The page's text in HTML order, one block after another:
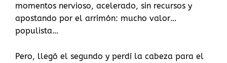
momentos nervioso, acelerado, sin recursos y
apostando por el arrimón: mucho valor…
populista…
Pero, llegó el segundo y perdí la cabeza para el